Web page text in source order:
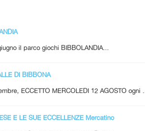
il parco giochi BIBBOLANDIA...
DI BIBBONA
ECCETTO MERCOLEDI 12 AGOSTO ogni ...
E LE SUE ECCELLENZE Mercatino